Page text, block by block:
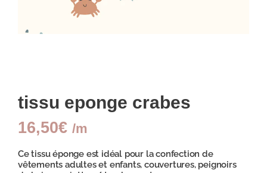
tissu eponge crabes
16,50€ /m
Ce tissu éponge est idéal pour la confection de
vêtements adultes et enfants, couvertures, peignoirs